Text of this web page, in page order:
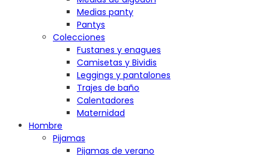
Medias panty
Pantys
Colecciones
Fustanes y enagues
Camisetas y Bividis
Leggings y pantalones
Trajes de baño
Calentadores
Maternidad
Hombre
Pijamas
Pijamas de verano